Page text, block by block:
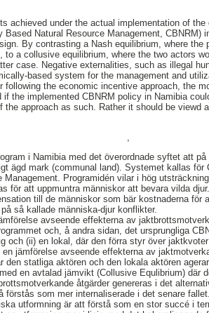
achieved under the actual implementation of
Natural Resource Management, CBNRM)
By contrasting a Nash equilibrium, where
to a collusive equilibrium, where the two actors
case. Negative externalities, such as illegal
based system for the management and
following the economic incentive approach, the
the implemented CBNRM policy in Namibia
approach as such. Rather it should be viewd
i Namibia med det överordnade syftet att
ägd mark (communal land). Systemet kallas för
Management. Programidén vilar i hög
för att uppmuntra människor att bevara vilda
till de människor som bär kostnaderna för
så kallade människa-djur konflikter.
avseende effekterna av
och, å andra sidan, det ursprungliga
och (ii) en lokal, där den förra styr över
jämförelse avseende effekterna av
den statliga aktören och den lokala aktören
en avtalad jämvikt (Collusive Equlibrium) där
åtgärder genereras i det
som mer internaliserade i det senare fallet.
utformning är att förstå som en stor succé i